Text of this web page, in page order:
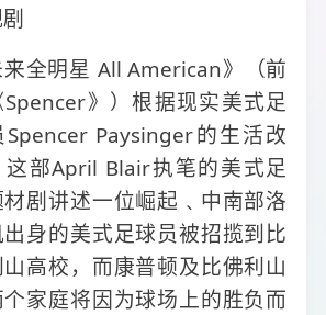
来全明星 All American》（前
Spencer》）根据现实美式足
Spencer Paysinger的生活改
这部April Blair执笔的美式足
剧讲述一位崛起﹑中南部洛
身的美式足球员被招揽到比
高校，而康普顿及比佛利山
个家庭将因为球场上的胜负而